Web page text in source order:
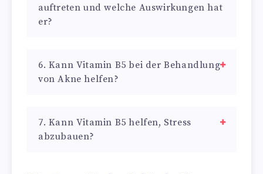
auftreten und welche Auswirkungen hat
er?
6. Kann Vitamin B5 bei der Behandlung
von Akne helfen?
7. Kann Vitamin B5 helfen, Stress
abzubauen?